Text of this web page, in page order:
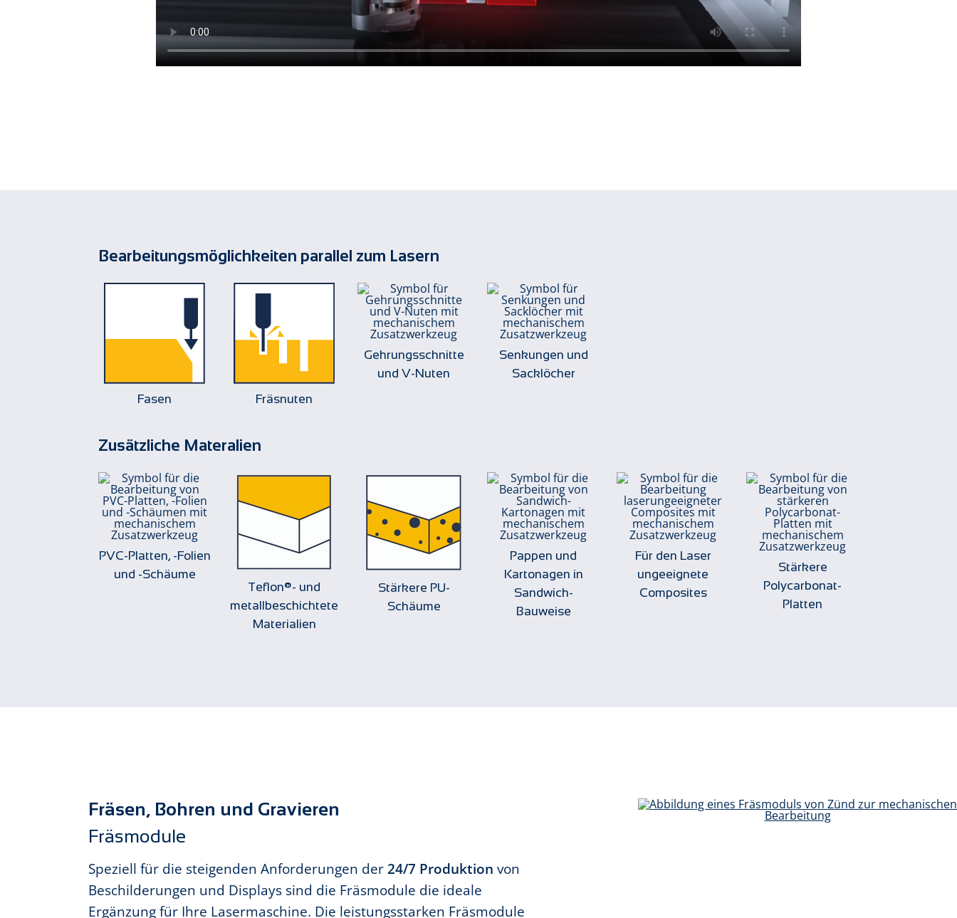
Bearbeitungsmöglichkeiten parallel zum Lasern
Fasen Fräsnuten
Gehrungsschnitte
und V-Nuten
Senkungen und
Sacklöcher
Zusätzliche Materalien
PVC-Platten, -Folien
und -Schäume
Teflon®- und
metallbeschichtete
Materialien
Stärkere PU-
Schäume
Pappen und
Kartonagen in
Sandwich-
Bauweise
Für den Laser
ungeeignete
Composites
Stärkere
Polycarbonat-
Platten
Fräsen, Bohren und Gravieren
Fräsmodule
Speziell für die steigenden Anforderungen der24/7 Produktion von
Beschilderungen und Displays sind die Fräsmodule die ideale
Ergänzung für Ihre Lasermaschine. Die leistungsstarken Fräsmodule